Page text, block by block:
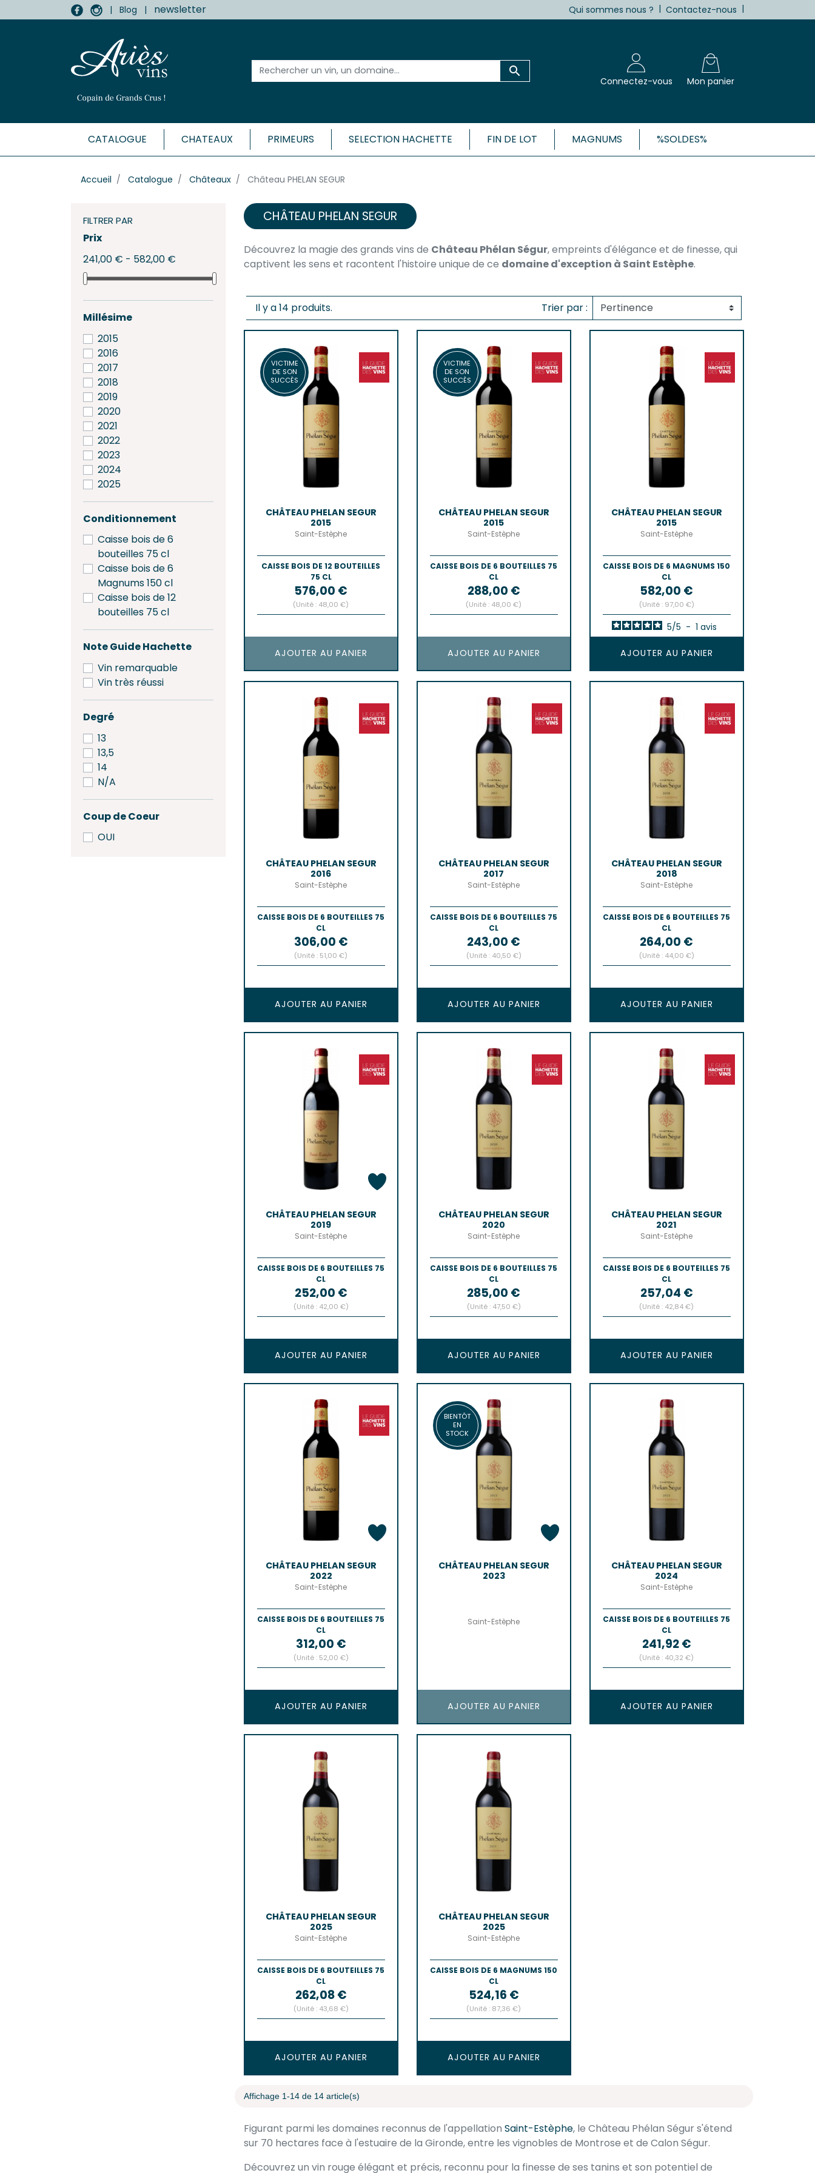
| Blog | newsletter |
Contactez-nous
|
Qui sommes nous ?

Connectez-vous Mon panier
CATALOGUE
Listrac-Médoc
Margaux
Moulis
Pauillac
GRAVES & PESSAC-LÉOGNAN
Graves
Pessac-Léognan
SAINT EMILION, POMEROL ET SATELLITES
Fronsac
Lalande-De-Pomerol
Saint-Emilion Grand Cru
Bordeaux Rouge
Cadillac-Côtes de Bordeaux
Côtes-De-Bourg
Côtes-De-Castillon
Crémant de Bordeaux
Premières-Côtes-De-Bordeaux
SAUTERNAIS
Barsac
Sauternes
CHATEAUX PRIMEURS SELECTION HACHETTE FIN DE LOT MAGNUMS %SOLDES%
Accueil Catalogue Châteaux Château PHELAN SEGUR
FILTRER PAR
Prix
241,00 € - 582,00 €
Millésime
2015
2016
2017
2018
2019
2020
2021
2022
2023
2024
2025
Conditionnement
Caisse bois de 6
bouteilles 75 cl
Caisse bois de 6
Magnums 150 cl
Caisse bois de 12
bouteilles 75 cl
Note Guide Hachette
Vin remarquable
Vin très réussi
Degré
13
13,5
14
N/A
Coup de Coeur
OUI
CHÂTEAU PHELAN SEGUR
Découvrez la magie des grands vins de Château Phélan Ségur, empreints d'élégance et de finesse, qui
captivent les sens et racontent l'histoire unique de ce domaine d'exception à Saint Estèphe.
Il y a 14 produits. Trier par :
CHÂTEAU PHELAN SEGUR
2015
Saint-Estèphe
CAISSE BOIS DE 12 BOUTEILLES
75 CL
Prix
576,00 €
(Unité : 48,00 €)
AJOUTER AU PANIER
VICTIME
DE SON
SUCCÈS
CHÂTEAU PHELAN SEGUR
2015
Saint-Estèphe
CAISSE BOIS DE 6 BOUTEILLES 75
CL
Prix
288,00 €
(Unité : 48,00 €)
AJOUTER AU PANIER
VICTIME
DE SON
SUCCÈS
CHÂTEAU PHELAN SEGUR
2015
Saint-Estèphe
CAISSE BOIS DE 6 MAGNUMS 150
CL
Prix
582,00 €
(Unité : 97,00 €)
5/5 - 1avis
AJOUTER AU PANIER
CHÂTEAU PHELAN SEGUR
2016
Saint-Estèphe
CAISSE BOIS DE 6 BOUTEILLES 75
CL
Prix
306,00 €
(Unité : 51,00 €)
AJOUTER AU PANIER
CHÂTEAU PHELAN SEGUR
2017
Saint-Estèphe
CAISSE BOIS DE 6 BOUTEILLES 75
CL
Prix
243,00 €
(Unité : 40,50 €)
AJOUTER AU PANIER
CHÂTEAU PHELAN SEGUR
2018
Saint-Estèphe
CAISSE BOIS DE 6 BOUTEILLES 75
CL
Prix
264,00 €
(Unité : 44,00 €)
AJOUTER AU PANIER
CHÂTEAU PHELAN SEGUR
2019
Saint-Estèphe
CAISSE BOIS DE 6 BOUTEILLES 75
CL
Prix
252,00 €
(Unité : 42,00 €)
AJOUTER AU PANIER
CHÂTEAU PHELAN SEGUR
2020
Saint-Estèphe
CAISSE BOIS DE 6 BOUTEILLES 75
CL
Prix
285,00 €
(Unité : 47,50 €)
AJOUTER AU PANIER
CHÂTEAU PHELAN SEGUR
2021
Saint-Estèphe
CAISSE BOIS DE 6 BOUTEILLES 75
CL
Prix
257,04 €
(Unité : 42,84 €)
AJOUTER AU PANIER
CHÂTEAU PHELAN SEGUR
2022
Saint-Estèphe
CAISSE BOIS DE 6 BOUTEILLES 75
CL
Prix
312,00 €
(Unité : 52,00 €)
AJOUTER AU PANIER
CHÂTEAU PHELAN SEGUR
2023
Saint-Estèphe
AJOUTER AU PANIER
BIENTÔT
EN
STOCK
CHÂTEAU PHELAN SEGUR
2024
Saint-Estèphe
CAISSE BOIS DE 6 BOUTEILLES 75
CL
Prix
241,92 €
(Unité : 40,32 €)
AJOUTER AU PANIER
CHÂTEAU PHELAN SEGUR
2025
Saint-Estèphe
CAISSE BOIS DE 6 BOUTEILLES 75
CL
Prix
262,08 €
(Unité : 43,68 €)
AJOUTER AU PANIER
CHÂTEAU PHELAN SEGUR
2025
Saint-Estèphe
CAISSE BOIS DE 6 MAGNUMS 150
CL
Prix
524,16 €
(Unité : 87,36 €)
AJOUTER AU PANIER
Affichage 1-14 de 14 article(s)
Figurant parmi les domaines reconnus de l'appellation Saint-Estèphe, le Château Phélan Ségur s'étend
sur 70 hectares face à l'estuaire de la Gironde, entre les vignobles de Montrose et de Calon Ségur.
Découvrez un vin rouge élégant et précis, reconnu pour la finesse de ses tanins et son potentiel de